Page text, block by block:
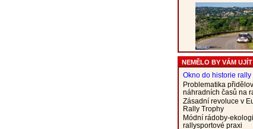
NEMĚLO BY VÁM UJÍT
Okno do historie rally
Problematika
náhradních časů na
Zásadní revoluce v
Rally Trophy
Módní rádoby-
rallysportové praxi